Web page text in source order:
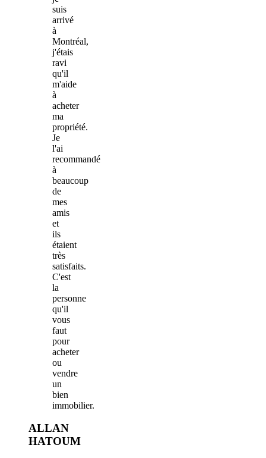
suis
arrivé
à
Montréal,
j'étais
ravi
qu'il
m'aide
à
acheter
ma
propriété.
Je
l'ai
recommandé
à
beaucoup
de
mes
amis
et
ils
étaient
très
satisfaits.
C'est
la
personne
qu'il
vous
faut
pour
acheter
ou
vendre
un
bien
immobilier.
ALLAN
HATOUM